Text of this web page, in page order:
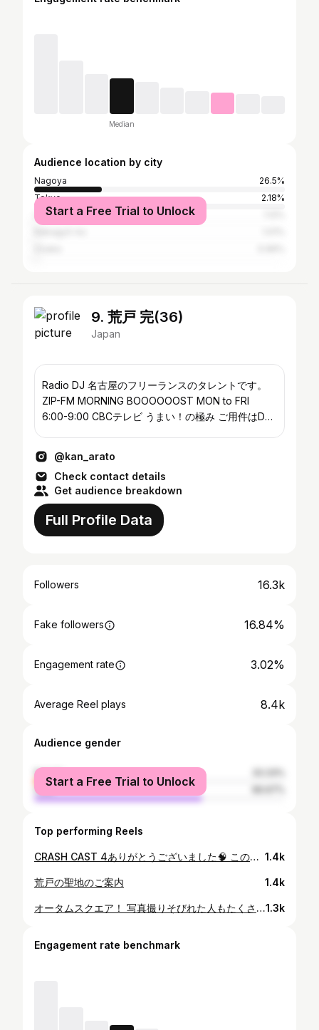
Median
Audience location by city
Nagoya
26.5%
Tokyo
2.18%
Urayasu
Start a Free Trial to Unlock
9. 荒戸 完(36)
Japan
Radio DJ 名古屋のフリーランスのタレントです。
ZIP-FM MORNING BOOOOOOST MON to FRI
6:00-9:00 CBCテレビ うまい！の極み ご用件はDM
@kan_arato
Check contact details
Get audience breakdown
Full Profile Data
Followers 16.3k
Fake followers 16.84%
Engagement rate 3.02%
Average Reel plays 8.4k
Audience gender
female
male
Start a Free Trial to Unlock
Top performing Reels
CRASH CAST 4ありがとうございました🧠 この写真が狂おしいほど好き。 ナビゲーターが集まるとサイボーグ009みたいじゃない？ 今回も稽古から本番までずっっっと楽しかったなぁ。 みんなから感想届いて嬉しい☺️ もっときかせて！！！ クラキャのこと褒め倒して！！！！ 1.4k
荒戸の聖地のご案内 1.4k
オータムスクエア！ 写真撮りそびれた人もたくさん😭 明日までやってるよ🍶1.3k
Engagement rate benchmark